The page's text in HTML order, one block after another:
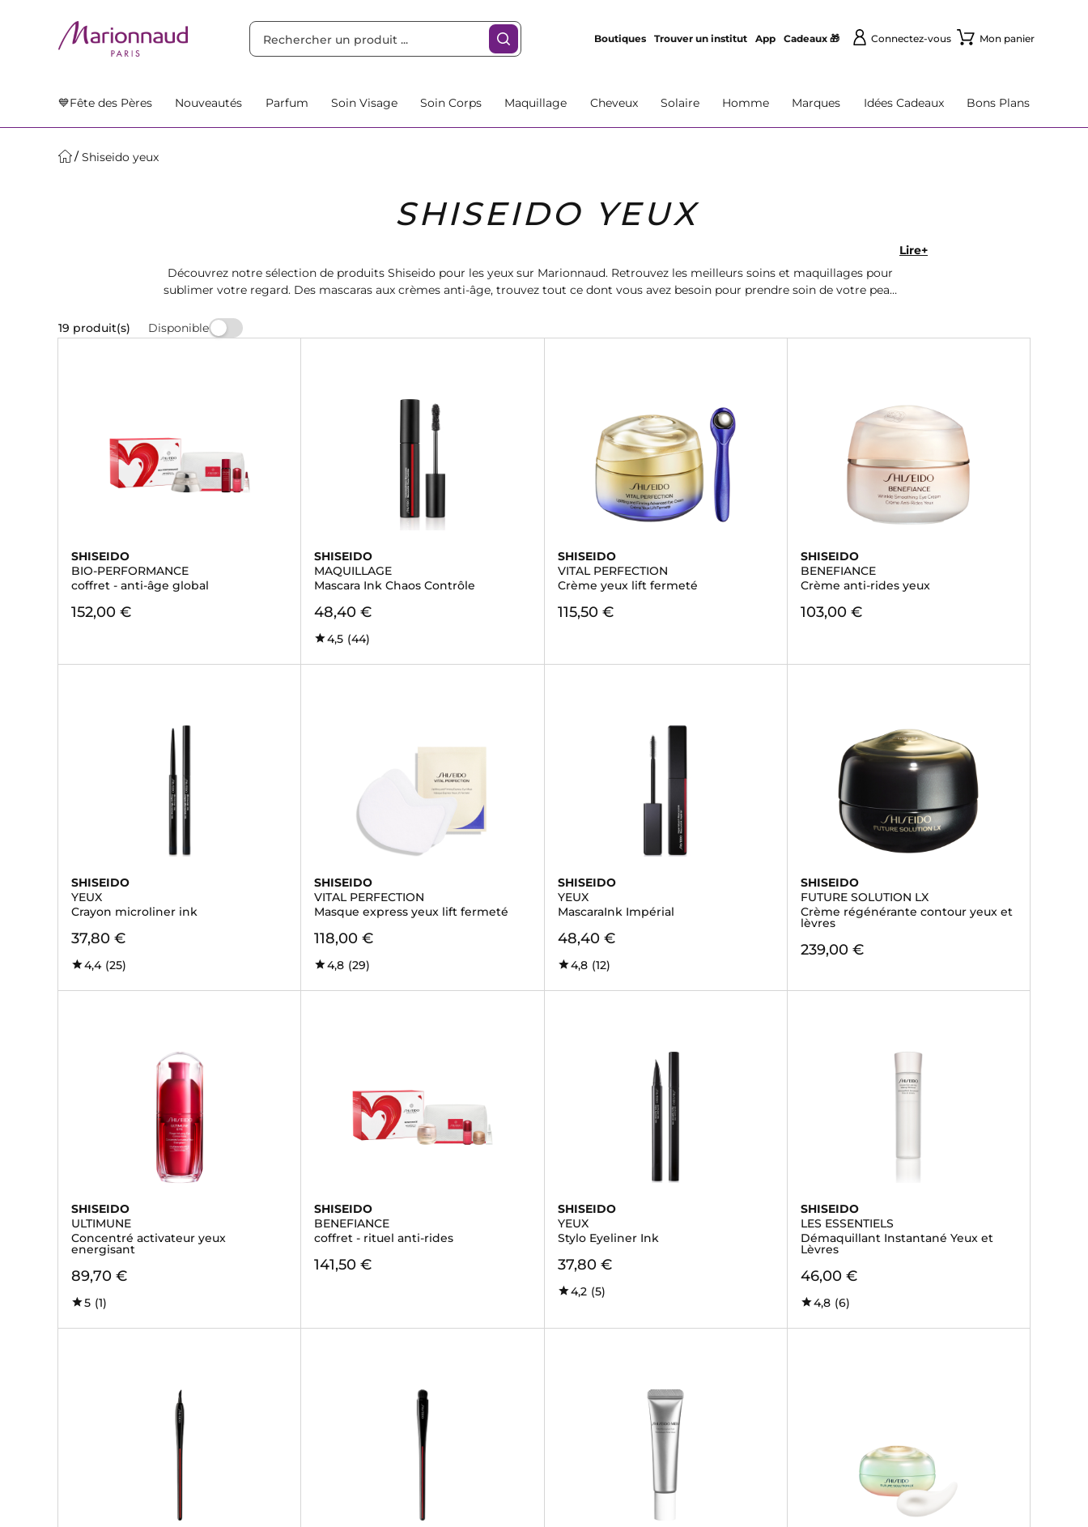
Boutiques Trouver un institut App Cadeaux 🎁 Connectez-vous Mon panier
💙Fête des Pères Nouveautés Parfum Soin Visage Soin Corps Maquillage Cheveux Solaire Homme Marques Idées Cadeaux Bons Plans
Shiseido yeux
SHISEIDO YEUX
Découvrez notre sélection de produits Shiseido pour les yeux sur Marionnaud. Retrouvez les meilleurs soins et maquillages pour
sublimer votre regard. Des mascaras aux crèmes anti-âge, trouvez tout ce dont vous avez besoin pour prendre soin de votre peau
Lire+
19 produit(s) Disponible
SHISEIDO
BIO-PERFORMANCE
coffret - anti-âge global
152,00 €
SHISEIDO
MAQUILLAGE
Mascara Ink Chaos Contrôle
48,40 €
4,5 (44)
SHISEIDO
VITAL PERFECTION
Crème yeux lift fermeté
115,50 €
SHISEIDO
BENEFIANCE
Crème anti-rides yeux
103,00 €
SHISEIDO
YEUX
Crayon microliner ink
37,80 €
4,4 (25)
SHISEIDO
VITAL PERFECTION
Masque express yeux lift fermeté
118,00 €
4,8 (29)
SHISEIDO
YEUX
MascaraInk Impérial
48,40 €
4,8 (12)
SHISEIDO
FUTURE SOLUTION LX
Crème régénérante contour yeux et
lèvres
239,00 €
SHISEIDO
ULTIMUNE
Concentré activateur yeux
energisant
89,70 €
5 (1)
SHISEIDO
BENEFIANCE
coffret - rituel anti-rides
141,50 €
SHISEIDO
YEUX
Stylo Eyeliner Ink
37,80 €
4,2 (5)
SHISEIDO
LES ESSENTIELS
Démaquillant Instantané Yeux et
Lèvres
46,00 €
4,8 (6)